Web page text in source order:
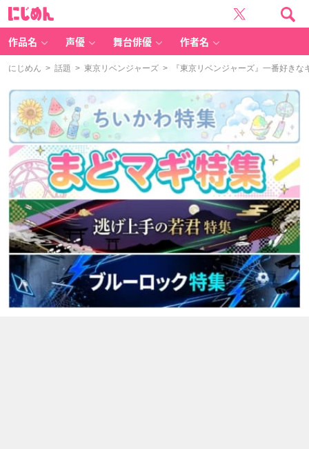
作品名 声優 舞台俳優 作者名
にじめん > 話題 > 東京リベンジャーズ > 『東京リベンジャーズ』一番好きな